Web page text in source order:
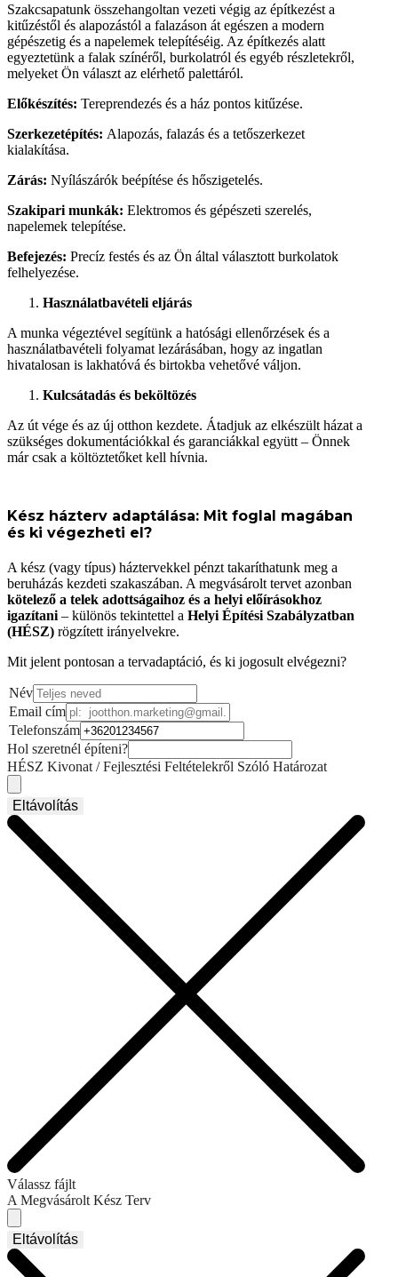
Szakcsapatunk összehangoltan vezeti végig az építkezést a
kitűzéstől és alapozástól a falazáson át egészen a modern
gépészetig és a napelemek telepítéséig. Az építkezés alatt
egyeztetünk a falak színéről, burkolatról és egyéb részletekről,
melyeket Ön választ az elérhető palettáról.
Előkészítés: Tereprendezés és a ház pontos kitűzése.
Szerkezetépítés: Alapozás, falazás és a tetőszerkezet
kialakítása.
Zárás: Nyílászárók beépítése és hőszigetelés.
Szakipari munkák: Elektromos és gépészeti szerelés,
napelemek telepítése.
Befejezés: Precíz festés és az Ön által választott burkolatok
felhelyezése.
Használatbavételi eljárás
A munka végeztével segítünk a hatósági ellenőrzések és a
használatbavételi folyamat lezárásában, hogy az ingatlan
hivatalosan is lakhatóvá és birtokba vehetővé váljon.
Kulcsátadás és beköltözés
Az út vége és az új otthon kezdete. Átadjuk az elkészült házat a
szükséges dokumentációkkal és garanciákkal együtt – Önnek
már csak a költöztetőket kell hívnia.
Kész házterv adaptálása: Mit foglal magában
és ki végezheti el?
A kész (vagy típus) háztervekkel pénzt takaríthatunk meg a
beruházás kezdeti szakaszában. A megvásárolt tervet azonban
kötelező a telek adottságaihoz és a helyi előírásokhoz
igazítani – különös tekintettel a Helyi Építési Szabályzatban
(HÉSZ) rögzített irányelvekre.
Mit jelent pontosan a tervadaptáció, és ki jogosult elvégezni?
Név
Email cím
Telefonszám
Hol szeretnél építeni?
HÉSZ Kivonat / Fejlesztési Feltételekről Szóló Határozat
Eltávolítás
Válassz fájlt
A Megvásárolt Kész Terv
Eltávolítás